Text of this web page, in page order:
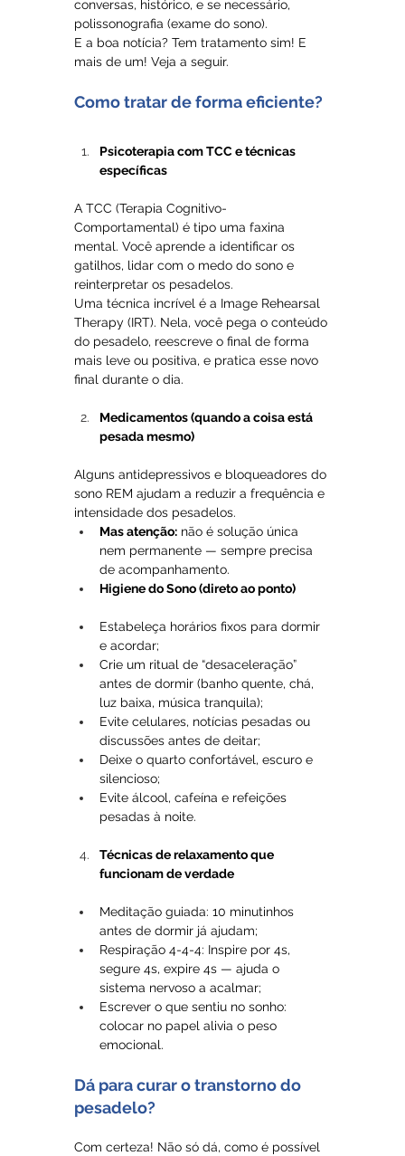
conversas, histórico, e se necessário,
polissonografia (exame do sono).
E a boa notícia? Tem tratamento sim! E
mais de um! Veja a seguir.
Como tratar de forma eficiente?
Psicoterapia com TCC e técnicas
específicas
A TCC (Terapia Cognitivo-
Comportamental) é tipo uma faxina
mental. Você aprende a identificar os
gatilhos, lidar com o medo do sono e
reinterpretar os pesadelos.
Uma técnica incrível é a Image Rehearsal
Therapy (IRT). Nela, você pega o conteúdo
do pesadelo, reescreve o final de forma
mais leve ou positiva, e pratica esse novo
final durante o dia.
Medicamentos (quando a coisa está
pesada mesmo)
Alguns antidepressivos e bloqueadores do
sono REM ajudam a reduzir a frequência e
intensidade dos pesadelos.
Mas atenção: não é solução única
nem permanente — sempre precisa
de acompanhamento.
Higiene do Sono (direto ao ponto)
Estabeleça horários fixos para dormir
e acordar;
Crie um ritual de “desaceleração”
antes de dormir (banho quente, chá,
luz baixa, música tranquila);
Evite celulares, notícias pesadas ou
discussões antes de deitar;
Deixe o quarto confortável, escuro e
silencioso;
Evite álcool, cafeína e refeições
pesadas à noite.
Técnicas de relaxamento que
funcionam de verdade
Meditação guiada: 10 minutinhos
antes de dormir já ajudam;
Respiração 4-4-4: Inspire por 4s,
segure 4s, expire 4s — ajuda o
sistema nervoso a acalmar;
Escrever o que sentiu no sonho:
colocar no papel alivia o peso
emocional.
Dá para curar o transtorno do
pesadelo?
Com certeza! Não só dá, como é possível